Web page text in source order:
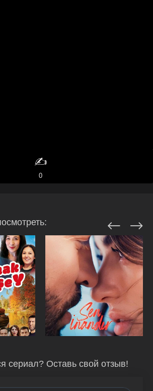
✍️
0
сериал? Оставь свой отзыв!